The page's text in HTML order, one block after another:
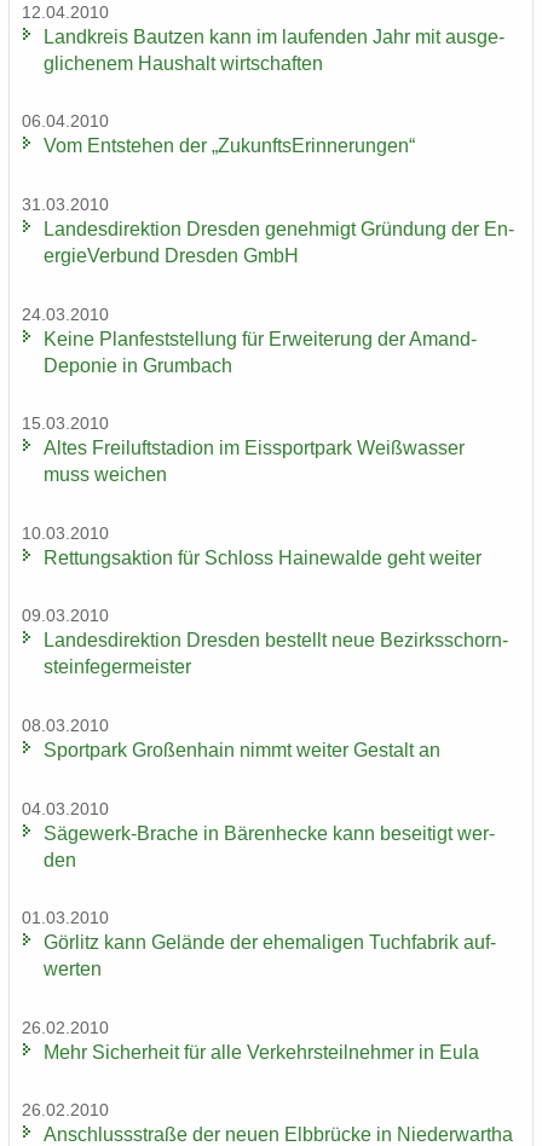
12.04.2010
Land­kreis Baut­zen kann im lau­fen­den Jahr mit aus­ge­
gli­che­nem Haus­halt wirt­schaf­ten
06.04.2010
Vom Ent­ste­hen der „Zu­kunfts­Er­in­ne­run­gen“
31.03.2010
Lan­des­di­rek­ti­on Dres­den ge­neh­migt Grün­dung der En­
er­gie­Ver­bund Dres­den GmbH
24.03.2010
Keine Plan­fest­stel­lung für Er­wei­te­rung der Amand-​
Deponie in Grum­bach
15.03.2010
Altes Frei­luft­sta­di­on im Eis­sport­park Weiß­was­ser
muss wei­chen
10.03.2010
Ret­tungs­ak­ti­on für Schloss Hai­ne­wal­de geht wei­ter
09.03.2010
Lan­des­di­rek­ti­on Dres­den be­stellt neue Be­zirks­schorn­
stein­fe­ger­meis­ter
08.03.2010
Sport­park Gro­ßen­hain nimmt wei­ter Ge­stalt an
04.03.2010
Sägewerk-​Brache in Bä­ren­he­cke kann be­sei­tigt wer­
den
01.03.2010
Gör­litz kann Ge­län­de der ehe­ma­li­gen Tuch­fa­brik auf­
wer­ten
26.02.2010
Mehr Si­cher­heit für alle Ver­kehrs­teil­neh­mer in Eula
26.02.2010
An­schluss­stra­ße der neuen Elb­brü­cke in Nie­der­wartha